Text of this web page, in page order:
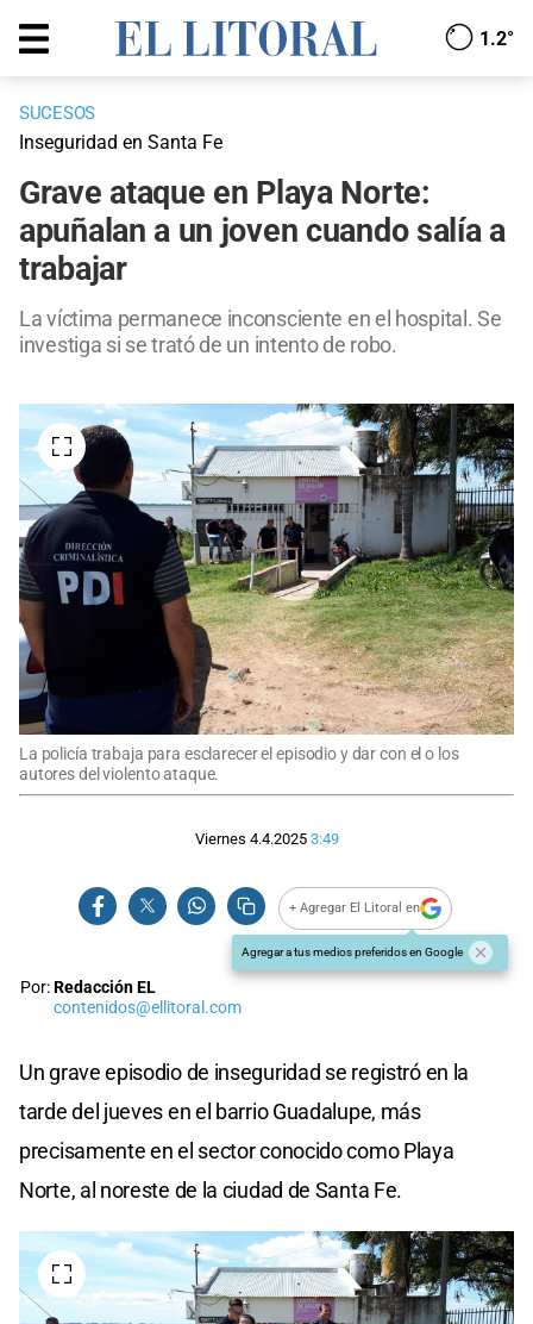
1.2°
SUCESOS
Inseguridad en Santa Fe
Grave ataque en Playa Norte:
apuñalan a un joven cuando salía a
trabajar
La víctima permanece inconsciente en el hospital. Se
investiga si se trató de un intento de robo.
La policía trabaja para esclarecer el episodio y dar con el o los
autores del violento ataque.
Viernes 4.4.2025 3:49
+ Agregar El Litoral en
Agregar a tus medios preferidos en Google
Por:Redacción EL
contenidos@ellitoral.com
Un grave episodio de inseguridad se registró en la
tarde del jueves en el barrio Guadalupe, más
precisamente en el sector conocido como Playa
Norte, al noreste de la ciudad de Santa Fe.